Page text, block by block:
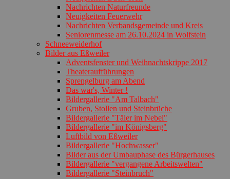
Nachrichten Naturfreunde
Neuigkeiten Feuerwehr
Nachrichten Verbandsgemeinde und Kreis
Seniorenmesse am 26.10.2024 in Wolfstein
Schneeweiderhof
Bilder aus Eßweiler
Adventsfenster und Weihnachtskrippe 2017
Theateraufführungen
Sprengelburg am Abend
Das war's, Winter !
Bildergallerie "Am Talbach"
Gruben, Stollen und Steinbrüche
Bildergallerie "Täler im Nebel"
Bildergallerie "im Königsberg"
Luftbild von Eßweiler
Bildergallerie "Hochwasser"
Bilder aus der Umbauphase des Bürgerhauses
Bildergallerie "vergangene Arbeitswelten"
Bildergallerie "Steinbruch"